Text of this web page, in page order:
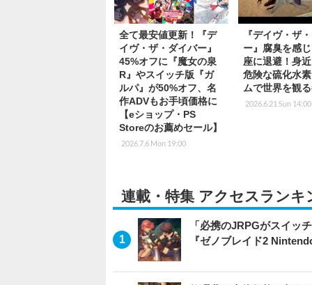
全て最安値更新！『デ
イヴ・ザ・ダイバー』
45%オフに『魔女の泉
R』やスイッチ版『ガ
ルパ』が50%オフ、名
作ADVもお手頃価格に
【eショップ・PS
Storeのお薦めセール】
2026.7.6 Mon 19:00
『デイヴ・ザ
ー』腐臭を感
座に退避！身
危険な硫化水
ムで世界を観
2026.6.21 Sun 14:00
連載・特集 アクセスランキ
「必携のJRPGがスイッ
『ゼノブレイド2